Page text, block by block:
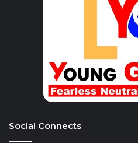
Social Connects